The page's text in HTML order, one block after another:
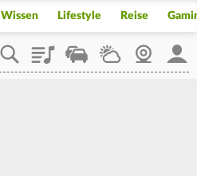
Wissen Lifestyle Reise
PlaylistStaupilotWetterWebcam